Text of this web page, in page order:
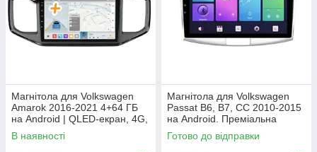
Магнітола для Volkswagen
Amarok 2016-2021 4+64 ГБ
на Android | QLED-екран, 4G,
Bluetooth
В наявності
Магнітола для Volkswagen
Passat B6, B7, CC 2010-2015
на Android. Преміальна
модель (2+32 ГБ 4G QLED
CarPlay 8 ядер)
Готово до відправки